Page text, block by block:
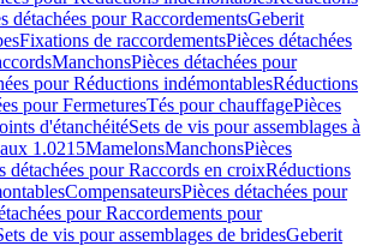
détachées pour RaccordementsGeberit
Fixations de raccordementsPièces détachées
ManchonsPièces détachées pour
pour Réductions indémontablesRéductions
pour FermeturesTés pour chauffagePièces
d'étanchéitéSets de vis pour assemblages à
1.0215MamelonsManchonsPièces
détachées pour Raccords en croixRéductions
CompensateursPièces détachées pour
pour Raccordements pour
de vis pour assemblages de bridesGeberit